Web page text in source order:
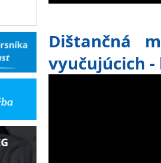
Dištančná
vyučujúcich